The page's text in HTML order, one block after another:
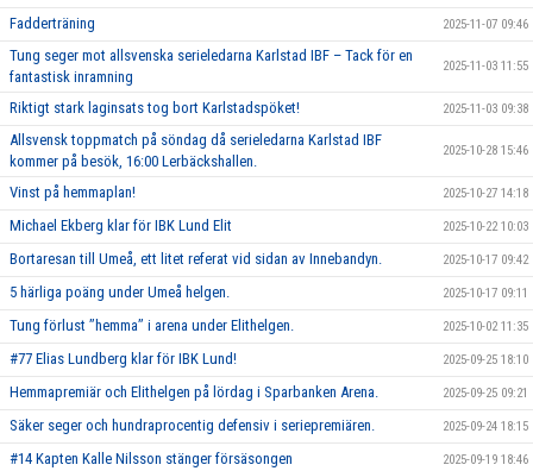
Fadderträning 2025-11-07 09:46
Tung seger mot allsvenska serieledarna Karlstad IBF – Tack för en
fantastisk inramning
2025-11-03 11:55
Riktigt stark laginsats tog bort Karlstadspöket! 2025-11-03 09:38
Allsvensk toppmatch på söndag då serieledarna Karlstad IBF
kommer på besök, 16:00 Lerbäckshallen.
2025-10-28 15:46
Vinst på hemmaplan! 2025-10-27 14:18
Michael Ekberg klar för IBK Lund Elit 2025-10-22 10:03
Bortaresan till Umeå, ett litet referat vid sidan av Innebandyn. 2025-10-17 09:42
5 härliga poäng under Umeå helgen. 2025-10-17 09:11
Tung förlust ’’hemma’’ i arena under Elithelgen. 2025-10-02 11:35
#77 Elias Lundberg klar för IBK Lund! 2025-09-25 18:10
Hemmapremiär och Elithelgen på lördag i Sparbanken Arena. 2025-09-25 09:21
Säker seger och hundraprocentig defensiv i seriepremiären. 2025-09-24 18:15
#14 Kapten Kalle Nilsson stänger försäsongen 2025-09-19 18:46